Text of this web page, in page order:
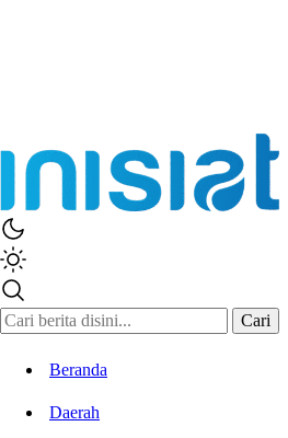
Inisiatif.co
Stay Connected Stay Informed
Cari
Beranda
Daerah